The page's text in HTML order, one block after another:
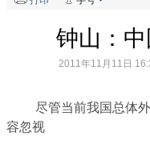
钟山：
2011年11月11日
尽管当前我国总体外
容忽视